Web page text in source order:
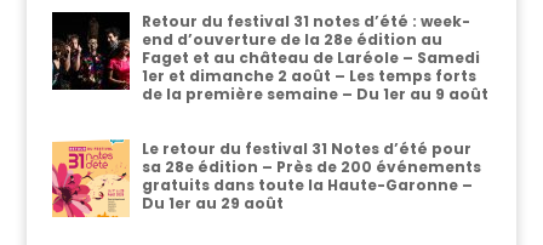
Retour du festival 31 notes d’été : week-
end d’ouverture de la 28e édition au
Faget et au château de Laréole – Samedi
1er et dimanche 2 août – Les temps forts
de la première semaine – Du 1er au 9 août
Le retour du festival 31 Notes d’été pour
sa 28e édition – Près de 200 événements
gratuits dans toute la Haute-Garonne –
Du 1er au 29 août